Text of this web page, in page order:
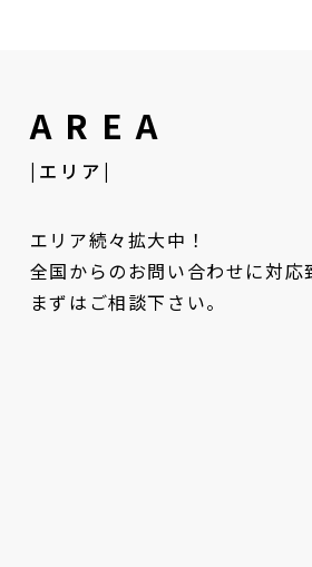
AREA
|エリア|
エリア続々拡大中！
全国からのお問い合わせに対応
まずはご相談下さい。